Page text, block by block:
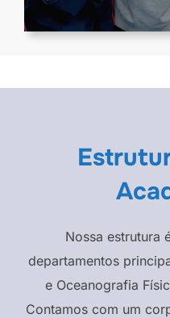
Nossa estrutura
departamentos
e Oceanografia
Contamos com um